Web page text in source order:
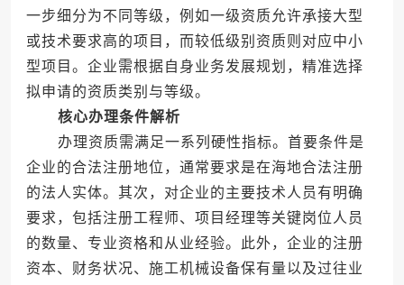
一步细分为不同等级，例如一级资质允许承接大型
或技术要求高的项目，而较低级别资质则对应中小
型项目。企业需根据自身业务发展规划，精准选择
拟申请的资质类别与等级。
核心办理条件解析
办理资质需满足一系列硬性指标。首要条件是
企业的合法注册地位，通常要求是在海地合法注册
的法人实体。其次，对企业的主要技术人员有明确
要求，包括注册工程师、项目经理等关键岗位人员
的数量、专业资格和从业经验。此外，企业的注册
资本、财务状况、施工机械设备保有量以及过往业